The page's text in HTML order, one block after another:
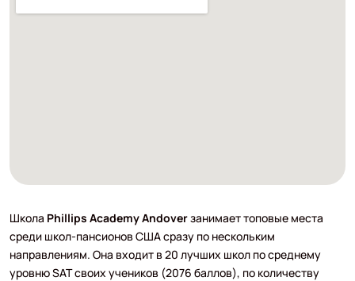
Школа Phillips Academy Andoverзанимает топовые места
среди школ-пансионов США сразу по нескольким
направлениям. Она входит в 20 лучших школ по среднему
уровню SAT своих учеников (2076 баллов), по количеству